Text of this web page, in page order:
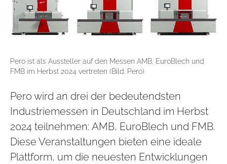
Pero ist als Aussteller auf den Messen AMB, EuroBlech und
FMB im Herbst 2024 vertreten (Bild: Pero)
Pero wird an drei der bedeutendsten
Industriemessen in Deutschland im Herbst
2024 teilnehmen: AMB, EuroBlech und FMB.
Diese Veranstaltungen bieten eine ideale
Plattform, um die neuesten Entwicklungen